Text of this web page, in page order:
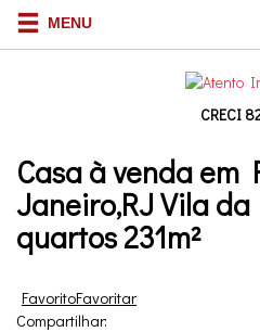
CRECI
Casa à venda em
Janeiro,RJ Vila
quartos 231m²
FavoritoFavoritar
Compartilhar: